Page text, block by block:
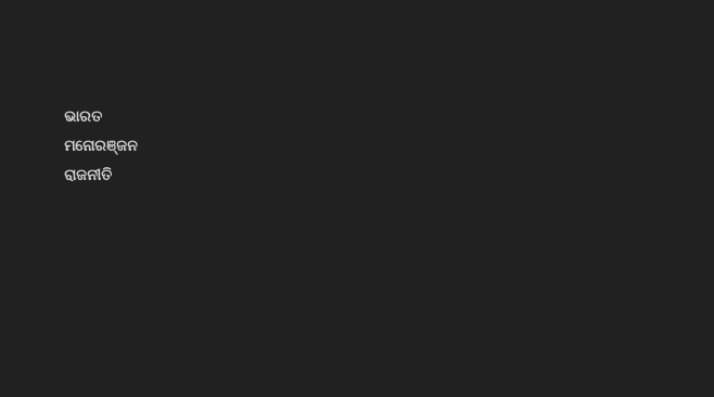
ଭାରତ
ମନୋରଞ୍ଜନ
ରାଜନୀତି